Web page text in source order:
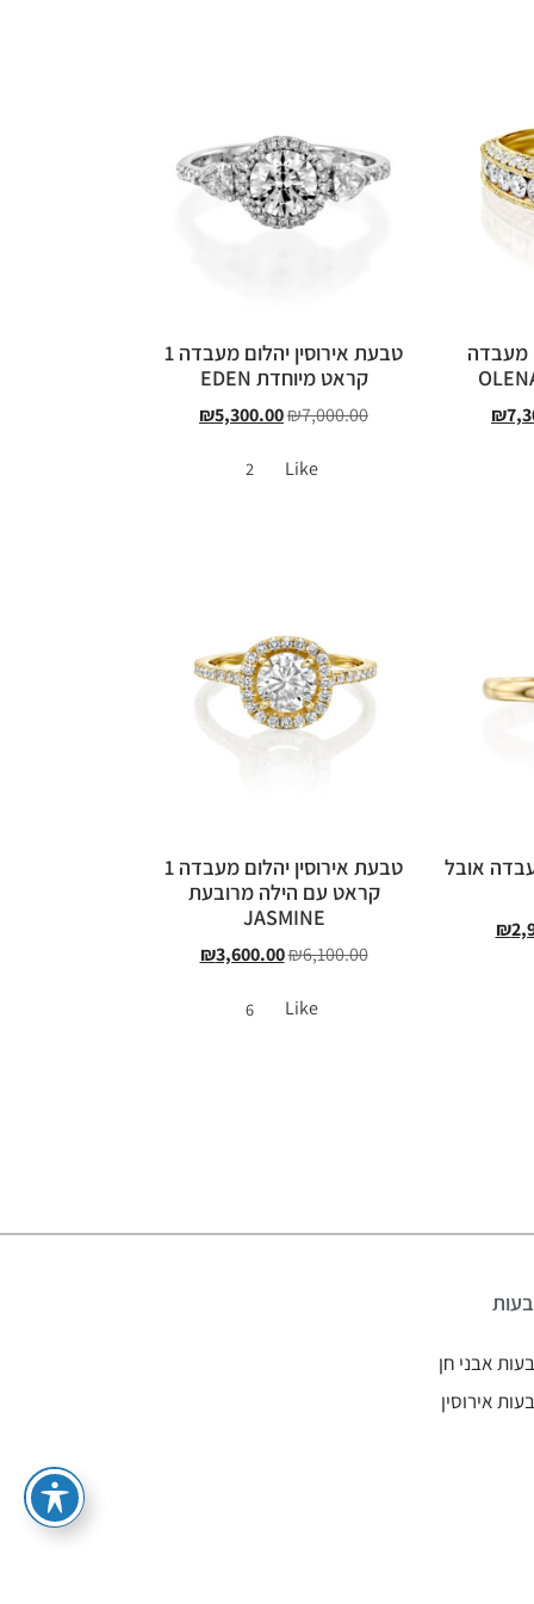
מעבדה
₪
טבעת אירוסין יהלום מעבדה 1
קראט מיוחדת EDEN
₪7,000.00
₪5,300.00
Like
2
אובל
₪
טבעת אירוסין יהלום מעבדה 1
קראט עם הילה מרובעת
JASMINE
₪6,100.00
₪3,600.00
Like
6
אבני חן
אירוסין